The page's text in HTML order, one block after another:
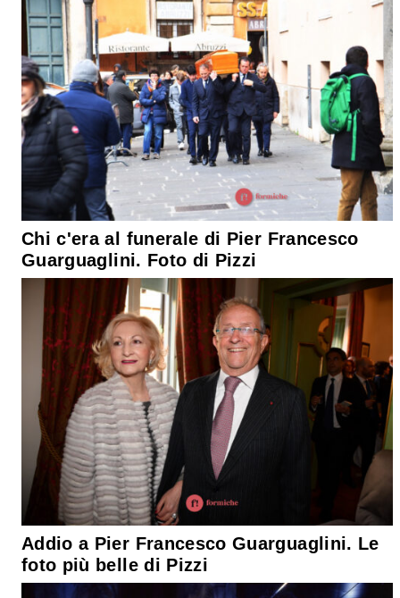
Chi c'era al funerale di Pier Francesco
Guarguaglini. Foto di Pizzi
Addio a Pier Francesco Guarguaglini. Le
foto più belle di Pizzi